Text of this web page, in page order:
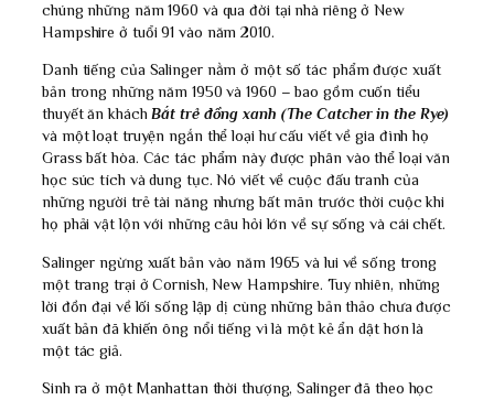
chúng những năm 1960 và qua đời tại nhà riêng ở New
Hampshire ở tuổi 91 vào năm 2010.
Danh tiếng của Salinger nằm ở một số tác phẩm được xuất
bản trong những năm 1950 và 1960 – bao gồm cuốn tiểu
thuyết ăn kháchBắt trẻ đồng xanh (The Catcher in the Rye)
và một loạt truyện ngắn thể loại hư cấu viết về gia đình họ
Grass bất hòa. Các tác phẩm này được phân vào thể loại văn
học súc tích và dung tục. Nó viết về cuộc đấu tranh của
những người trẻ tài năng nhưng bất mãn trước thời cuộc khi
họ phải vật lộn với những câu hỏi lớn về sự sống và cái chết.
Salinger ngừng xuất bản vào năm 1965 và lui về sống trong
một trang trại ở Cornish, New Hampshire. Tuy nhiên, những
lời đồn đại về lối sống lập dị cùng những bản thảo chưa được
xuất bản đã khiến ông nổi tiếng vì là một kẻ ẩn dật hơn là
một tác giả.
Sinh ra ở một Manhattan thời thượng, Salinger đã theo học